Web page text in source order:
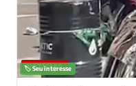
NOTÍCIAS
🏷️ Seu interesse